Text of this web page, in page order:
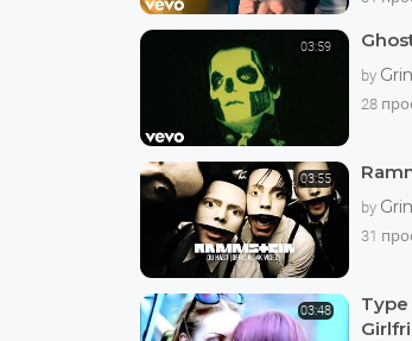
03:59
by
28
03:55
by
31
03:48
Type